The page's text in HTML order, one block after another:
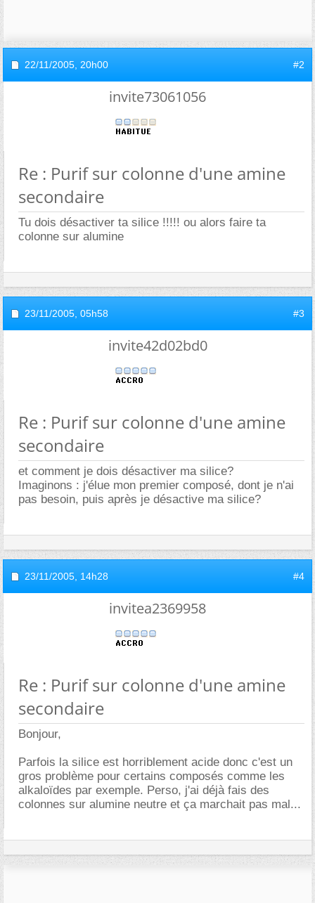
22/11/2005, 20h00 #2
invite73061056
Re : Purif sur colonne d'une amine
secondaire
Tu dois désactiver ta silice !!!!! ou alors faire ta
colonne sur alumine
23/11/2005, 05h58 #3
invite42d02bd0
Re : Purif sur colonne d'une amine
secondaire
et comment je dois désactiver ma silice?
Imaginons : j'élue mon premier composé, dont je n'ai
pas besoin, puis après je désactive ma silice?
23/11/2005, 14h28 #4
invitea2369958
Re : Purif sur colonne d'une amine
secondaire
Bonjour,
Parfois la silice est horriblement acide donc c'est un
gros problème pour certains composés comme les
alkaloïdes par exemple. Perso, j'ai déjà fais des
colonnes sur alumine neutre et ça marchait pas mal...